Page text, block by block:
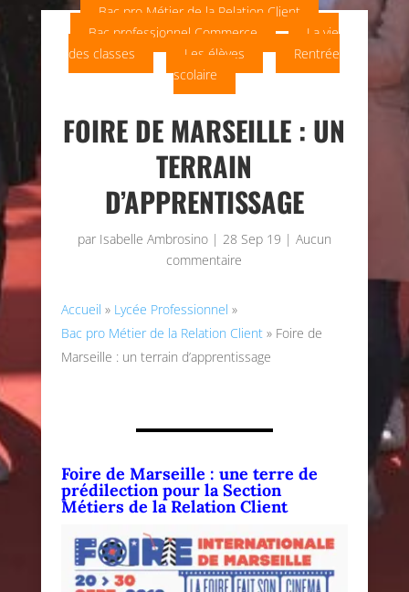
Bac pro Métier de la Relation Client
Bac professionnel Commerce
La vie
des classes
Les élèves
Rentrée
scolaire
FOIRE DE MARSEILLE : UN
TERRAIN
D’APPRENTISSAGE
par Isabelle Ambrosino| 28 Sep 19 | Aucun
commentaire
Accueil » Lycée Professionnel »
Bac pro Métier de la Relation Client » Foire de
Marseille : un terrain d’apprentissage
Foire de Marseille : une terre de
prédilection pour la Section
Métiers de la Relation Client